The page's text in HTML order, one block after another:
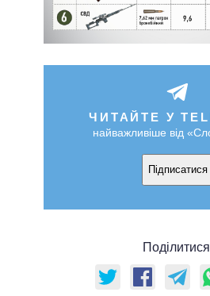
ЧИТАЙТЕ У
найважливіше від
Підписатися